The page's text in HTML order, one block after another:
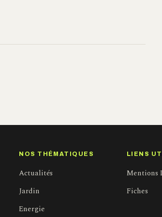
NOS THÉMATIQUES
Actualités
Jardin
Energie
LIENS
Mentions
Fiches